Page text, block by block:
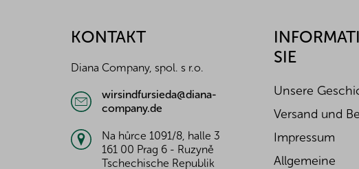
KONTAKT
Diana Company, spol. s r.o.
wirsindfursieda@diana-
company.de
Na hůrce 1091/8, halle 3
161 00 Prag 6 - Ruzyně
Tschechische Republik
SIE
Unsere
Versand und
Impressum
Allgemeine